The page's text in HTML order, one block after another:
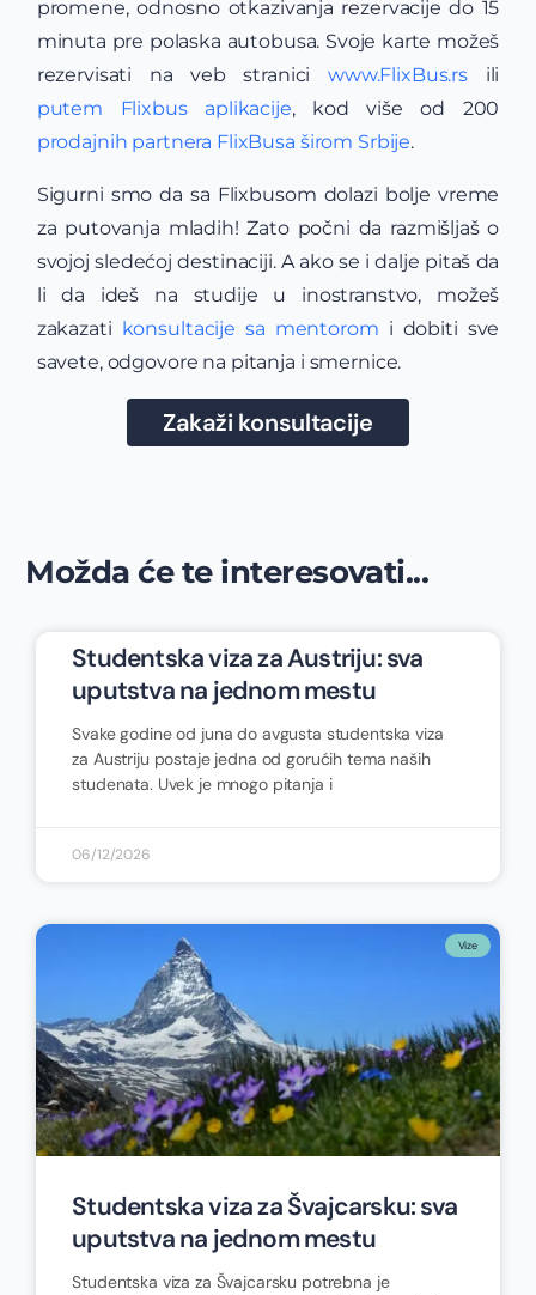
promene, odnosno otkazivanja rezervacije do 15
minuta pre polaska autobusa. Svoje karte možeš
rezervisati na veb stranici www.FlixBus.rs ili
putem Flixbus aplikacije, kod više od 200
prodajnih partnera FlixBusa širom Srbije.
Sigurni smo da sa Flixbusom dolazi bolje vreme
za putovanja mladih! Zato počni da razmišljaš o
svojoj sledećoj destinaciji. A ako se i dalje pitaš da
li da ideš na studije u inostranstvo, možeš
zakazati konsultacije sa mentorom i dobiti sve
savete, odgovore na pitanja i smernice.
Zakaži konsultacije
Možda će te interesovati...
Studentska viza za Austriju: sva
uputstva na jednom mestu
Svake godine od juna do avgusta studentska viza
za Austriju postaje jedna od gorućih tema naših
studenata. Uvek je mnogo pitanja i
06/12/2026
Vize
Studentska viza za Švajcarsku: sva
uputstva na jednom mestu
Studentska viza za Švajcarsku potrebna je